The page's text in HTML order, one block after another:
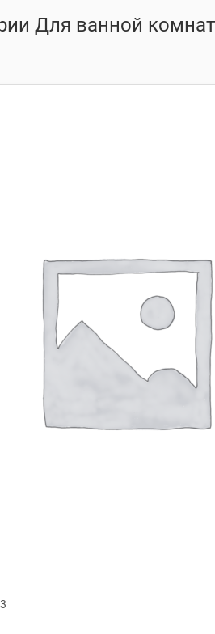
Для ванной